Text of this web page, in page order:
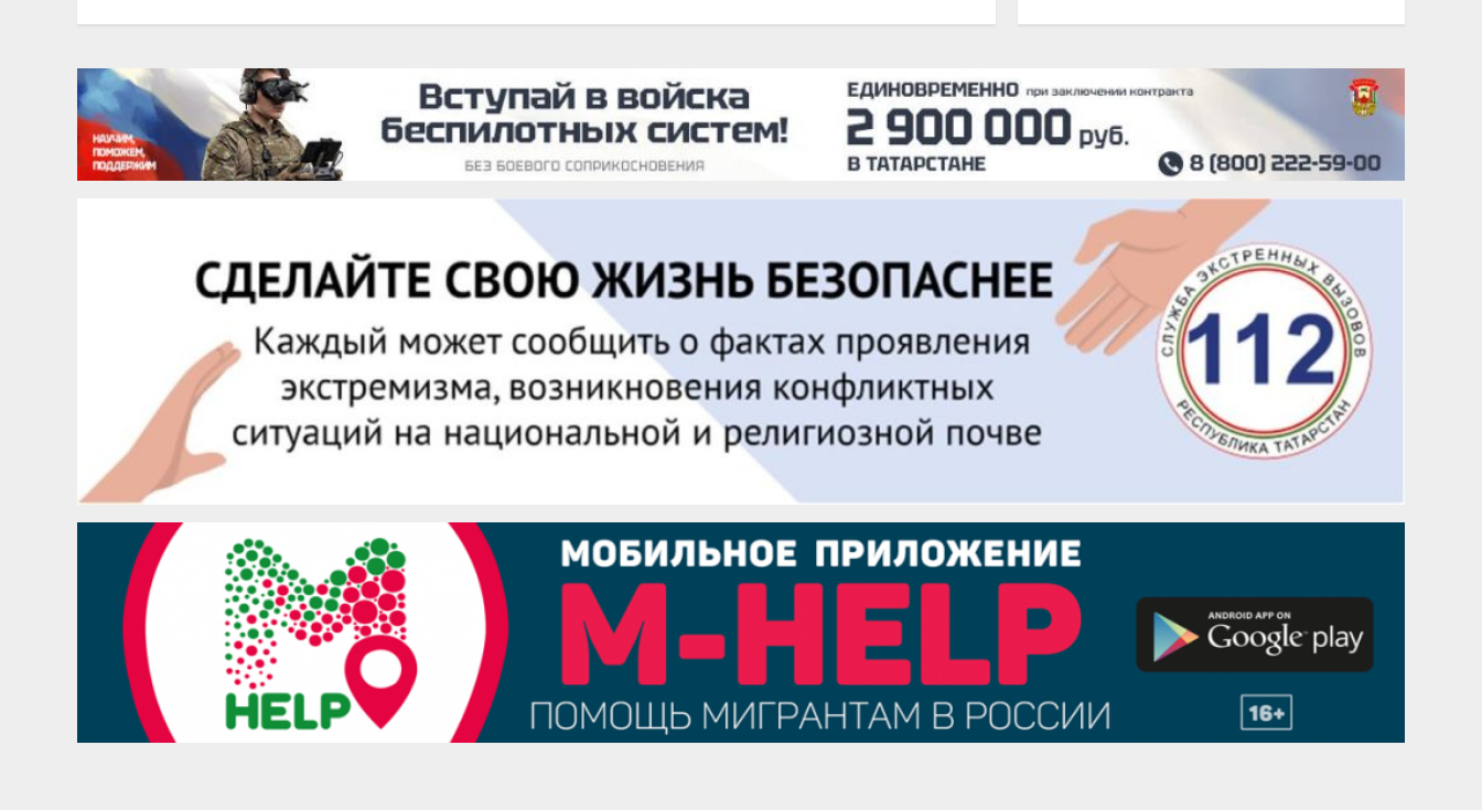
20 августа
22 августа
Евгений Ефимов
25 августа
Сэсэгма Бубеева
28 августа
Чингиз Мустафаев
29 августа
Надежда Рослова
1 сентября
Гали Хасанов
Владислав Тома